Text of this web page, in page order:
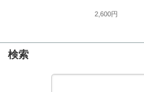
2,600円
検索